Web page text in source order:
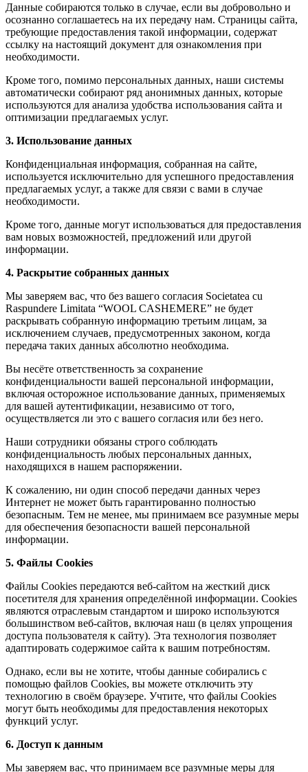
Данные собираются только в случае, если вы добровольно и
осознанно соглашаетесь на их передачу нам. Страницы сайта,
требующие предоставления такой информации, содержат
ссылку на настоящий документ для ознакомления при
необходимости.
Кроме того, помимо персональных данных, наши системы
автоматически собирают ряд анонимных данных, которые
используются для анализа удобства использования сайта и
оптимизации предлагаемых услуг.
3. Использование данных
Конфиденциальная информация, собранная на сайте,
используется исключительно для успешного предоставления
предлагаемых услуг, а также для связи с вами в случае
необходимости.
Кроме того, данные могут использоваться для предоставления
вам новых возможностей, предложений или другой
информации.
4. Раскрытие собранных данных
Мы заверяем вас, что без вашего согласия Societatea cu
Raspundere Limitata “WOOL CASHEMERE” не будет
раскрывать собранную информацию третьим лицам, за
исключением случаев, предусмотренных законом, когда
передача таких данных абсолютно необходима.
Вы несёте ответственность за сохранение
конфиденциальности вашей персональной информации,
включая осторожное использование данных, применяемых
для вашей аутентификации, независимо от того,
осуществляется ли это с вашего согласия или без него.
Наши сотрудники обязаны строго соблюдать
конфиденциальность любых персональных данных,
находящихся в нашем распоряжении.
К сожалению, ни один способ передачи данных через
Интернет не может быть гарантированно полностью
безопасным. Тем не менее, мы принимаем все разумные меры
для обеспечения безопасности вашей персональной
информации.
5. Файлы Cookies
Файлы Cookies передаются веб-сайтом на жесткий диск
посетителя для хранения определённой информации. Cookies
являются отраслевым стандартом и широко используются
большинством веб-сайтов, включая наш (в целях упрощения
доступа пользователя к сайту). Эта технология позволяет
адаптировать содержимое сайта к вашим потребностям.
Однако, если вы не хотите, чтобы данные собирались с
помощью файлов Cookies, вы можете отключить эту
технологию в своём браузере. Учтите, что файлы Cookies
могут быть необходимы для предоставления некоторых
функций услуг.
6. Доступ к данным
Мы заверяем вас, что принимаем все разумные меры для